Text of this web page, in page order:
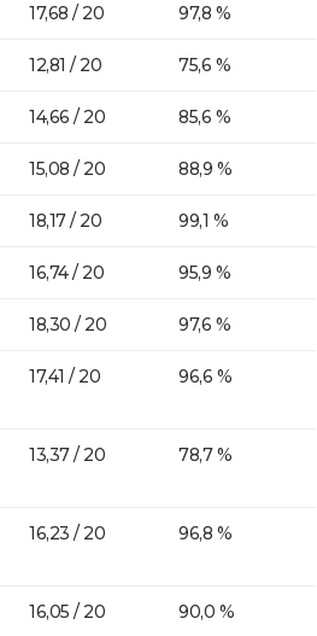
17,68 / 20 97,8 %
12,81 / 20 75,6 %
14,66 / 20 85,6 %
15,08 / 20 88,9 %
18,17 / 20 99,1 %
16,74 / 20 95,9 %
18,30 / 20 97,6 %
17,41 / 20 96,6 %
13,37 / 20 78,7 %
16,23 / 20 96,8 %
16,05 / 20 90,0 %